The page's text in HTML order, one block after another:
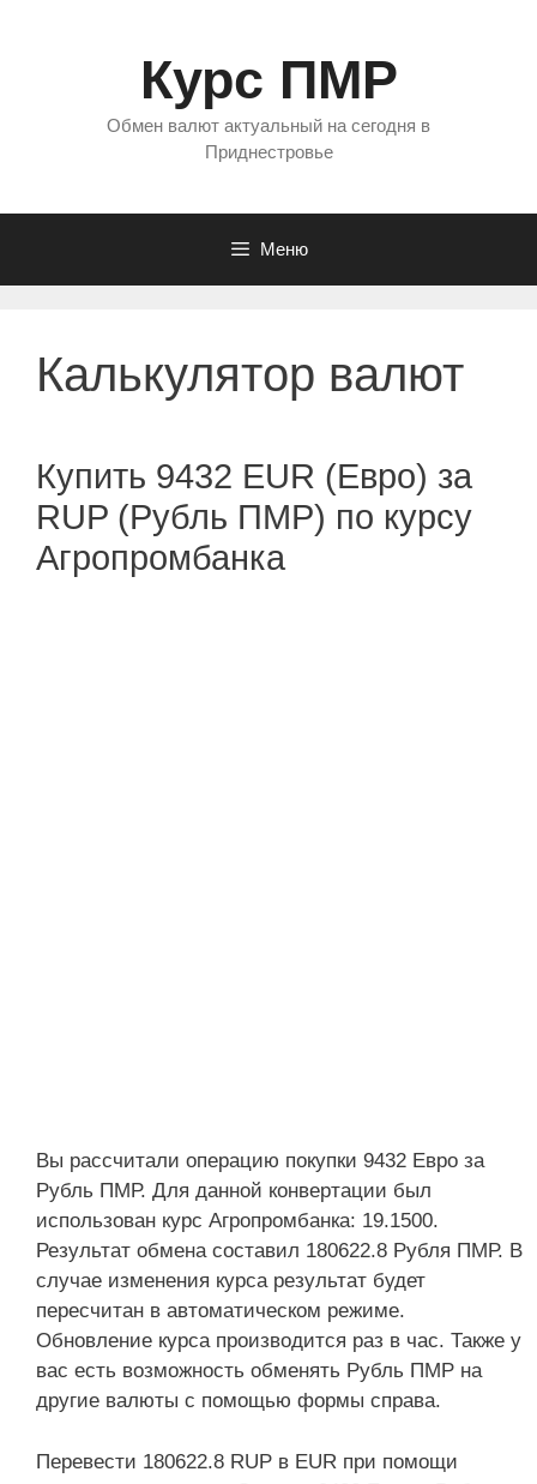
Курс ПМР
Обмен валют актуальный на сегодня в
Приднестровье
Меню
Калькулятор валют
Купить 9432 EUR (Евро) за
RUP (Рубль ПМР) по курсу
Агропромбанка
Вы рассчитали операцию покупки 9432 Евро за
Рубль ПМР. Для данной конвертации был
использован курс Агропромбанка: 19.1500.
Результат обмена составил 180622.8 Рубля ПМР. В
случае изменения курса результат будет
пересчитан в автоматическом режиме.
Обновление курса производится раз в час. Также у
вас есть возможность обменять Рубль ПМР на
другие валюты с помощью формы справа.
Перевести 180622.8 RUP в EUR при помощи